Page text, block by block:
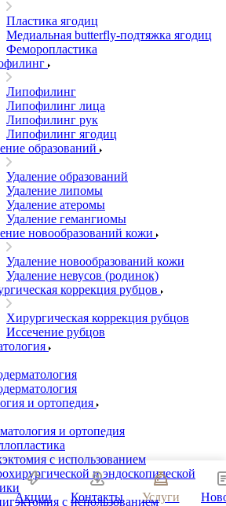
Пластика ягодиц
Медиальная butterfly-подтяжка ягодиц
Феморопластика
Липофилинг
Липофилинг лица
Липофилинг рук
Липофилинг ягодиц
образований
Удаление образований
Удаление липомы
Удаление атеромы
Удаление гемангиомы
новообразований кожи
Удаление новообразований кожи
Удаление невусов (родинок)
коррекция рубцов
Хирургическая коррекция рубцов
Иссечение рубцов
и ортопедия
и ортопедия
с использованием
и эндоскопической
с использованием
Акции Контакты Услуги